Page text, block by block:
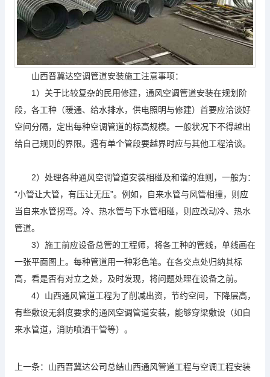
山西晋冀达空调管道安装施工注意事项：
1）关于比较复杂的民用修建，通风空调管道安装在规划阶
段，各工种（暖通、给水排水，供电照明与修建）首要应洽谈好
空间分隔，定出每种空调管道的标高规模。一般状况下不得越出
给自己规则的界限。遇有单个管段要越界时应与其他工程洽谈。
2）处理各种通风空调管道安装相碰及和谐的准则，一般为：
“小管让大管，有压让无压”。例如，自来水管与风管相撞，则应
当自来水管拐弯。冷、热水管与下水管相碰，则应改动冷、热水
管道。
3）施工前应设备总管的工程师，将各工种的管线，单线画在
一张平面图上。每种管道用一种彩色笔。在各交点处归纳其标
高，看是否有对立之处，及时发现，将问题处理在设备之前。
4）山西通风管道工程为了削减出资，节约空间，下降层高，
有些敷设无斜度要求的通风空调管道安装，能够穿梁敷设（如自
来水管道，消防喷洒干管等）。
上一条： 山西晋冀达公司总结山西通风管道工程与空调工程安装